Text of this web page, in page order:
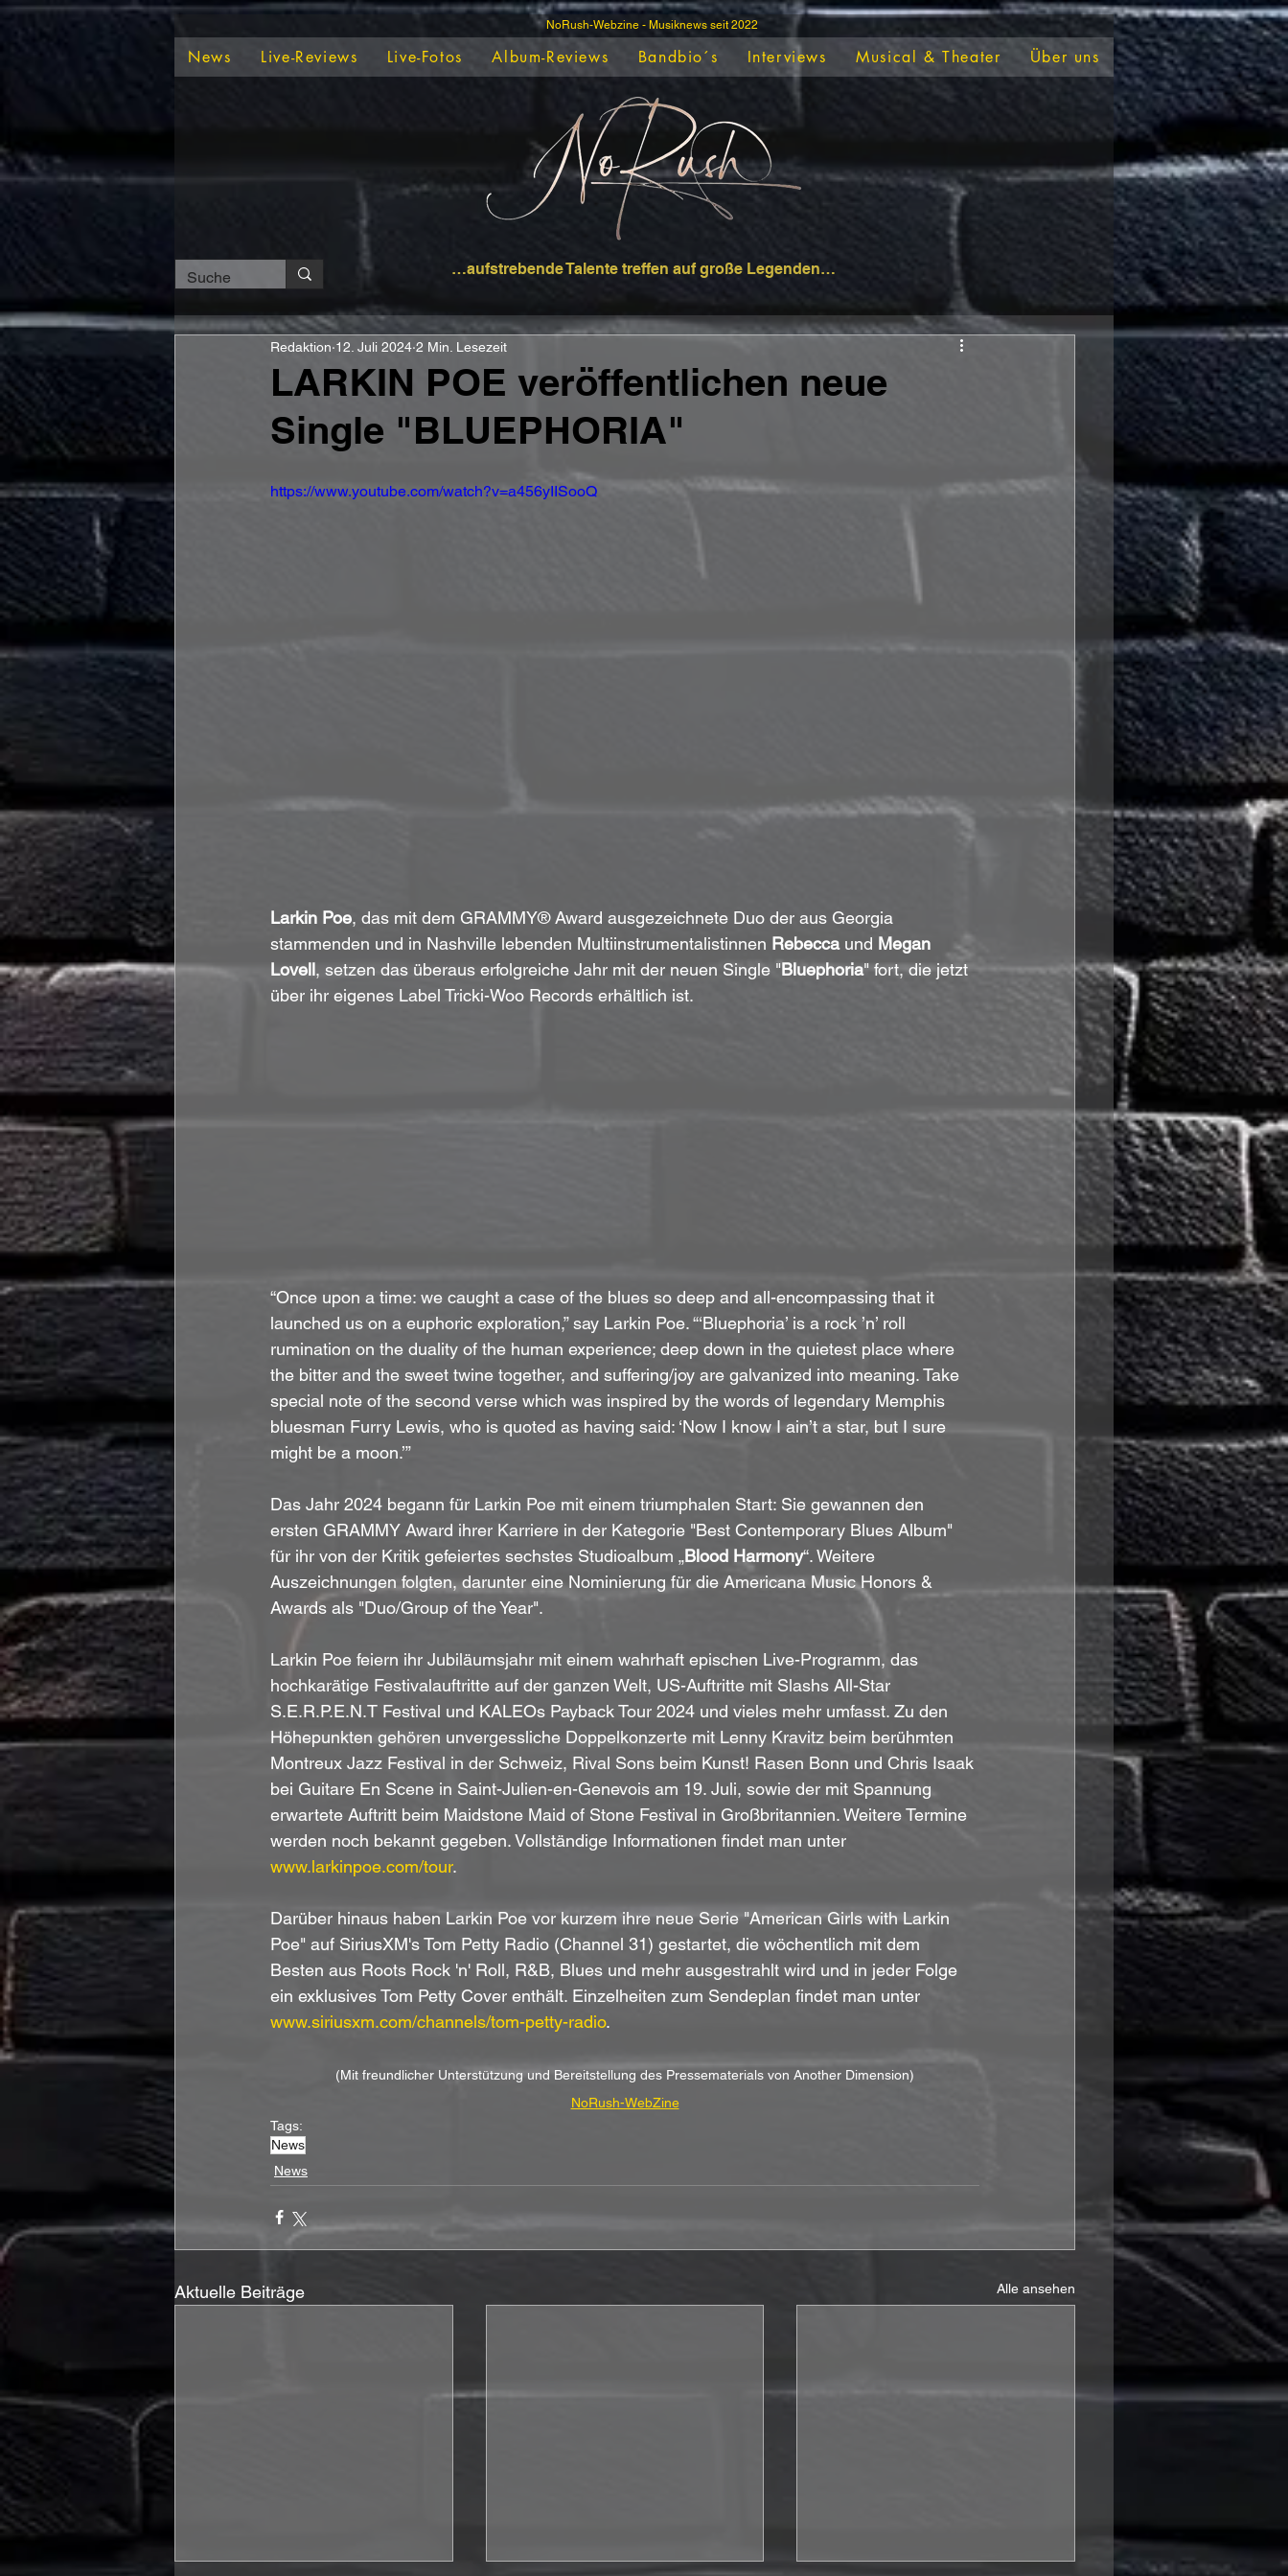
NoRush-Webzine - Musiknews seit 2022
News Live-Reviews Live-Fotos Album-Reviews Bandbio´s Interviews Musical & Theater Über uns
…aufstrebende Talente treffen auf große Legenden…
LARKIN POE veröffentlichen neue
Single "BLUEPHORIA"
Redaktion 12. Juli 2024 2 Min. Lesezeit
https://www.youtube.com/watch?v=a456yIISooQ
Larkin Poe, das mit dem GRAMMY® Award ausgezeichnete Duo der aus Georgia
stammenden und in Nashville lebenden Multiinstrumentalistinnen Rebecca und Megan
Lovell, setzen das überaus erfolgreiche Jahr mit der neuen Single "Bluephoria" fort, die jetzt
über ihr eigenes Label Tricki-Woo Records erhältlich ist.
“Once upon a time: we caught a case of the blues so deep and all-encompassing that it
launched us on a euphoric exploration,” say Larkin Poe. “‘Bluephoria’ is a rock ’n’ roll
rumination on the duality of the human experience; deep down in the quietest place where
the bitter and the sweet twine together, and suffering/joy are galvanized into meaning. Take
special note of the second verse which was inspired by the words of legendary Memphis
bluesman Furry Lewis, who is quoted as having said: ‘Now I know I ain’t a star, but I sure
might be a moon.’”
Das Jahr 2024 begann für Larkin Poe mit einem triumphalen Start: Sie gewannen den
ersten GRAMMY Award ihrer Karriere in der Kategorie "Best Contemporary Blues Album"
für ihr von der Kritik gefeiertes sechstes Studioalbum „Blood Harmony“. Weitere
Auszeichnungen folgten, darunter eine Nominierung für die Americana Music Honors &
Awards als "Duo/Group of the Year".
Larkin Poe feiern ihr Jubiläumsjahr mit einem wahrhaft epischen Live-Programm, das
hochkarätige Festivalauftritte auf der ganzen Welt, US-Auftritte mit Slashs All-Star
S.E.R.P.E.N.T Festival und KALEOs Payback Tour 2024 und vieles mehr umfasst. Zu den
Höhepunkten gehören unvergessliche Doppelkonzerte mit Lenny Kravitz beim berühmten
Montreux Jazz Festival in der Schweiz, Rival Sons beim Kunst! Rasen Bonn und Chris Isaak
bei Guitare En Scene in Saint-Julien-en-Genevois am 19. Juli, sowie der mit Spannung
erwartete Auftritt beim Maidstone Maid of Stone Festival in Großbritannien. Weitere Termine
werden noch bekannt gegeben. Vollständige Informationen findet man unter
www.larkinpoe.com/tour.
Darüber hinaus haben Larkin Poe vor kurzem ihre neue Serie "American Girls with Larkin
Poe" auf SiriusXM's Tom Petty Radio (Channel 31) gestartet, die wöchentlich mit dem
Besten aus Roots Rock 'n' Roll, R&B, Blues und mehr ausgestrahlt wird und in jeder Folge
ein exklusives Tom Petty Cover enthält. Einzelheiten zum Sendeplan findet man unter
www.siriusxm.com/channels/tom-petty-radio.
(Mit freundlicher Unterstützung und Bereitstellung des Pressematerials von Another Dimension)
NoRush-WebZine
Tags:
News
News
Aktuelle Beiträge Alle ansehen